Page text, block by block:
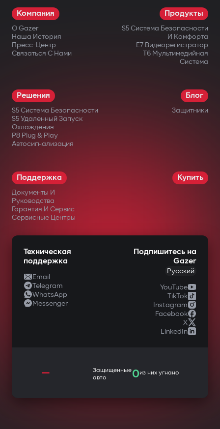
Компания
О Gazer
Наша История
Пресс-Центр
Связаться С Нами
Продукты
S5 Система Безопасности
И Комфорта
E7 Видеорегистратор
T6 Мультимедийная
Система
Решения
S5 Система Безопасности
S5 Удаленный Запуск
Охлаждения
P8 Plug & Play
Автосигнализация
Блог
Защитники
Поддержка
Документы И
Руководства
Гарантия И Сервис
Сервисные Центры
Купить
Техническая
поддержка
Email
Telegram
WhatsApp
Messenger
Подпишитесь на
Gazer
Русский
YouTube
TikTok
Instagram
Facebook
X
LinkedIn
—
Защищенные
авто
0из них угнано